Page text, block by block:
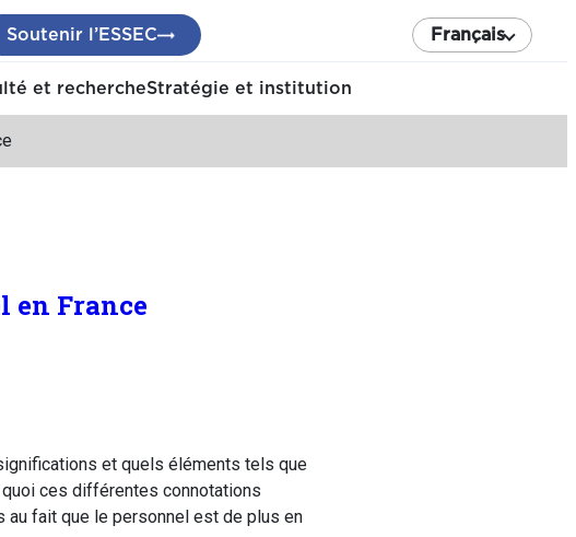
Soutenir l’ESSEC Français
et rechercheStratégie et institution
en France
et quels éléments tels que
quoi ces différentes connotations
fait que le personnel est de plus en